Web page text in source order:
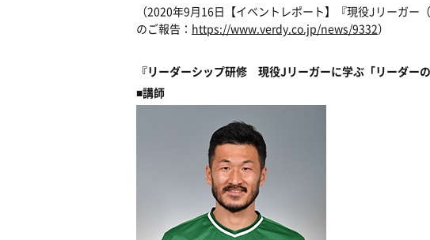
（2020年9月16日【イベントレポート】『現役Jリーガ
のご報告： https://www.verdy.co.jp/news/9332）
『リーダーシップ研修 現役Jリーガーに学ぶ「リーダー
■講師